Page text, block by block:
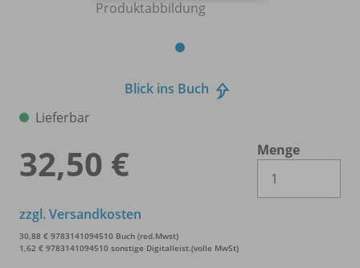
Produktabbildung
Blick ins Buch
Lieferbar
32,50 €
Menge
zzgl. Versandkosten
30,88 € 9783141094510 Buch (red.Mwst)
1,62 € 9783141094510 sonstige Digitalleist.(volle MwSt)